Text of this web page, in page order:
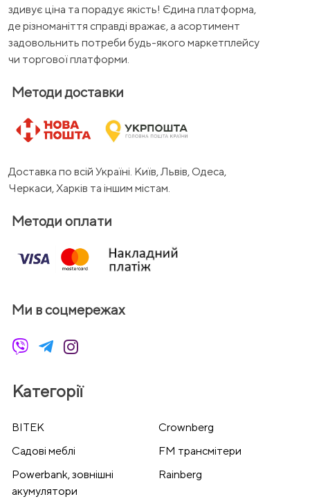
здивує ціна та порадує якість! Єдина платформа,
де різноманіття справді вражає, а асортимент
задовольнить потреби будь-якого маркетплейсу
чи торгової платформи.
Методи доставки
Доставка по всій Україні. Київ, Львів, Одеса,
Черкаси, Харків та іншим містам.
Методи оплати
Ми в соцмережах
Категорії
BITEK
Crownberg
Cадові меблі
FM трансмітери
Powerbank, зовнішні
акумулятори
Rainberg